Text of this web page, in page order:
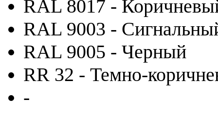
RAL 8017 -
RAL 9003 -
RAL 9005 - Черный
RR 32 - Темно-
-